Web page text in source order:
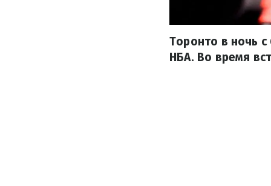
Торонто в ночь с
НБА. Во время